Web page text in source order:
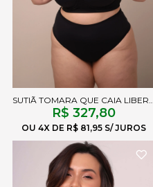
SUTIÃ TOMARA QUE CAIA LIBERTY PRETO
R$ 327,80
4X R$ 81,95